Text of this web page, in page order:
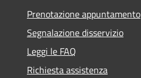
Prenotazione appuntamento
Segnalazione disservizio
Leggi le FAQ
Richiesta assistenza